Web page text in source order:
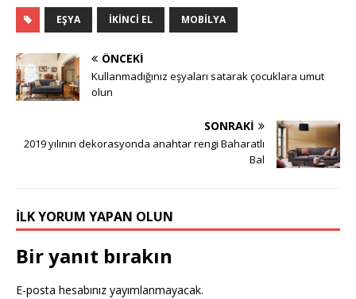
EŞYA İKINCI EL MOBILYA
ÖNCEKI
Kullanmadığınız eşyaları satarak çocuklara umut
olun
SONRAKI
2019 yılının dekorasyonda anahtar rengi Baharatlı
Bal
İLK YORUM YAPAN OLUN
Bir yanıt bırakın
E-posta hesabınız yayımlanmayacak.